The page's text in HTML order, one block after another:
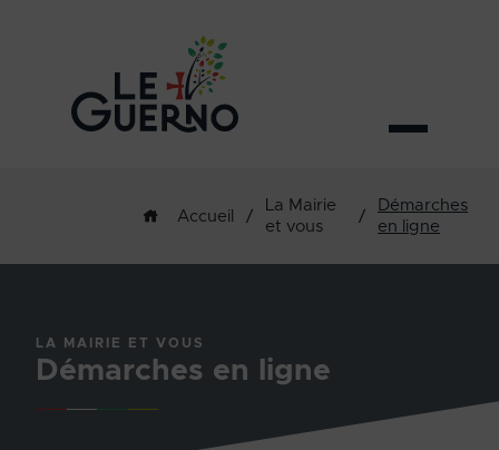
Accueil /
La Mairie
et vous
/
Démarches
en ligne
LA MAIRIE ET VOUS
Démarches en ligne